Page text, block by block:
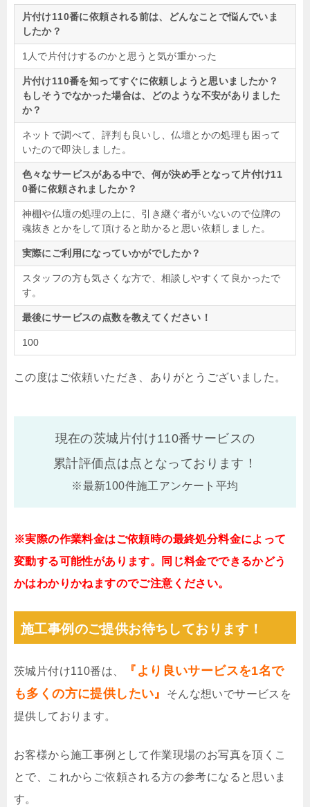
片付け110番に依頼される前は、どんなことで悩んでいま
したか？
1人で片付けするのかと思うと気が重かった
片付け110番を知ってすぐに依頼しようと思いましたか？
もしそうでなかった場合は、どのような不安がありました
か？
ネットで調べて、評判も良いし、仏壇とかの処理も困って
いたので即決しました。
色々なサービスがある中で、何が決め手となって片付け11
0番に依頼されましたか？
神棚や仏壇の処理の上に、引き継ぐ者がいないので位牌の
魂抜きとかをして頂けると助かると思い依頼しました。
実際にご利用になっていかがでしたか？
スタッフの方も気さくな方で、相談しやすくて良かったで
す。
最後にサービスの点数を教えてください！
100
この度はご依頼いただき、ありがとうございました。
現在の茨城片付け110番サービスの
累計評価点は点となっております！
※最新100件施工アンケート平均
※実際の作業料金はご依頼時の最終処分料金によって
変動する可能性があります。同じ料金でできるかどう
かはわかりかねますのでご注意ください。
施工事例のご提供お待ちしております！
茨城片付け110番は、
『より良いサービスを1名で
も多くの方に提供したい』
そんな想いでサービスを
提供しております。
お客様から施工事例として作業現場のお写真を頂くこ
とで、これからご依頼される方の参考になると思いま
す。